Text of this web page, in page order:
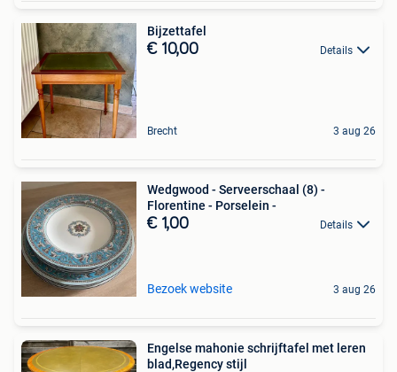
Bijzettafel
€ 10,00 Details
Brecht 3 aug 26
Wedgwood - Serveerschaal (8) -
Florentine - Porselein -
€ 1,00 Details
Bezoek website 3 aug 26
Engelse mahonie schrijftafel met leren
blad,Regency stijl